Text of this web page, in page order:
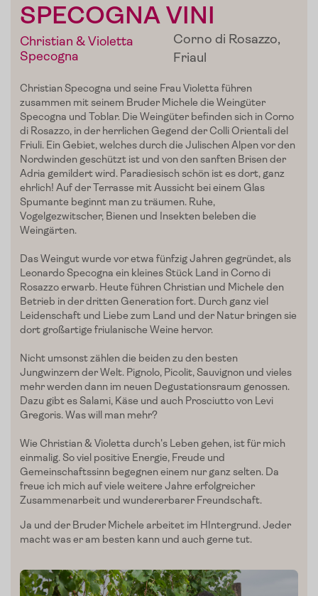
Home
Zum Shop
Edelgreissler
Verkostungen
Slow Food
Blog
Presse
Kontakt
Login
SPECOGNA VINI
Christian & Violetta
Specogna
Corno di Rosazzo,
Friaul
ChristianSpecogna und seine Frau Violetta führen
zusammen mit seinem Bruder Micheledie Weingüter
Specogna und Toblar. Die Weingüter befinden sich inCorno
di Rosazzo, in der herrlichen Gegend derColli Orientali del
Friuli. Ein Gebiet, welches durch dieJulischenAlpen vor den
Nordwinden geschützt ist und von den sanften Brisen der
Adria gemildert wird. Paradiesisch schön ist es dort, ganz
ehrlich! Auf der Terrasse mit Aussicht bei einem Glas
Spumante beginntman zu träumen. Ruhe,
Vogelgezwitscher, Bienen und Insekten beleben die
Weingärten.
Das Weingut wurde vor etwa fünfzig Jahren gegründet, als
LeonardoSpecogna ein kleines Stück Land inCorno di
Rosazzoerwarb. Heute führen Christian und Michele den
Betrieb in der dritten Generation fort. Durch ganz viel
Leidenschaft und Liebe zum Land und der Natur bringen sie
dort großartige friulanische Weine hervor.
Nicht umsonst zählen die beiden zu den besten
Jungwinzern der Welt. Pignolo, Picolit, Sauvignon und vieles
mehr werden dann im neuen Degustationsraum genossen.
Dazu gibt es Salami, Käse und auch Prosciutto von Levi
Gregoris. Was will man mehr?
Wie Christian & Violetta durch's Lebengehen, ist für mich
einmalig. So viel positive Energie, Freude und
Gemeinschaftssinn begegnen einem nur ganz selten. Da
freue ich mich auf viele weitere Jahre erfolgreicher
Zusammenarbeit und wundererbarer Freundschaft.
Ja und der Bruder Michele arbeitet im HIntergrund. Jeder
macht was er am besten kann und auch gerne tut.